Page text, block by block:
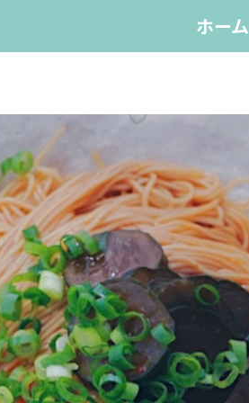
ホーム